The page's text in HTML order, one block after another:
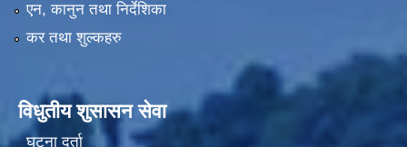
एन, कानुन तथा निर्देशिका
कर तथा शुल्कहरु
विधुतीय शुसासन सेवा
घटना दर्ता